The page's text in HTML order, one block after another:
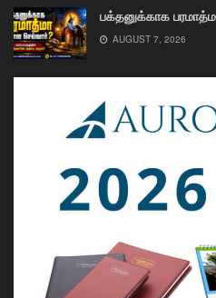
பக்தனுக்காக
AUGUST 7, 2026